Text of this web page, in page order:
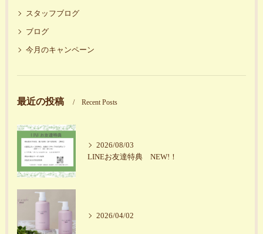
スタッフブログ
ブログ
今月のキャンペーン
最近の投稿 Recent Posts
2026/08/03
LINEお友達特典 NEW!！
2026/04/02